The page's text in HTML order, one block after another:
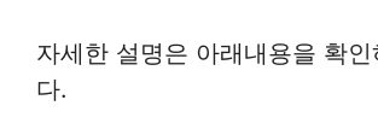
자세한 설명은 아래내용을 확인
다.